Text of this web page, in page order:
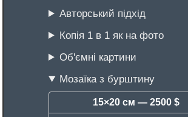
Авторський підхід
Копія 1 в 1 як на фото
Об'ємні картини
Мозаїка з бурштину
15×20 см — 2500 $